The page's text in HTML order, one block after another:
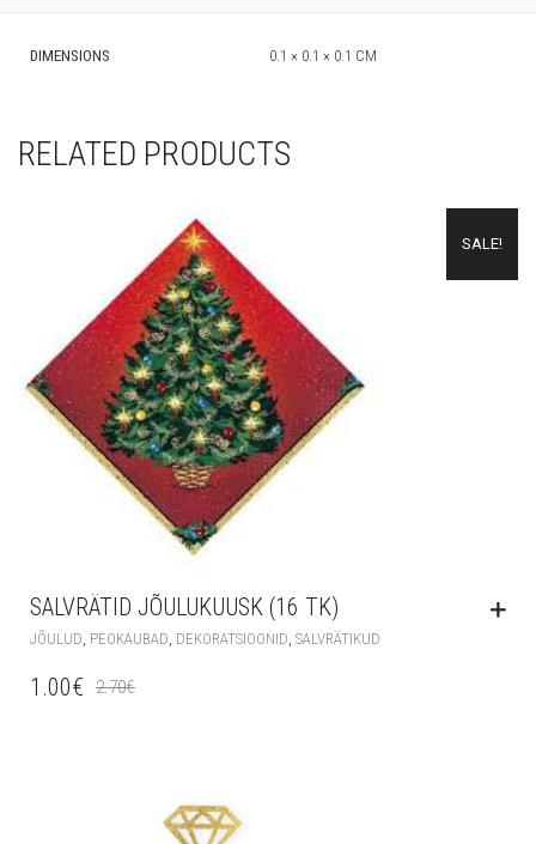
DIMENSIONS 0.1 × 0.1 × 0.1 CM
RELATED PRODUCTS
SALE!
SALVRÄTID JÕULUKUUSK (16 TK)
JÕULUD, PEOKAUBAD, DEKORATSIOONID, SALVRÄTIKUD
2.70€
1.00€